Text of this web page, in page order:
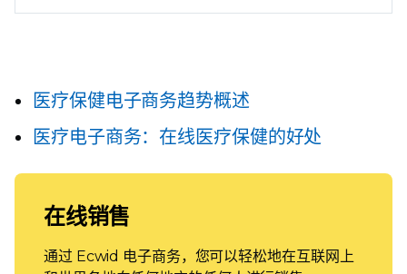
医疗保健电子商务趋势概述
医疗电子商务：在线医疗保健的好处
在线销售
通过 Ecwid 电子商务，您可以轻松地在互联网上